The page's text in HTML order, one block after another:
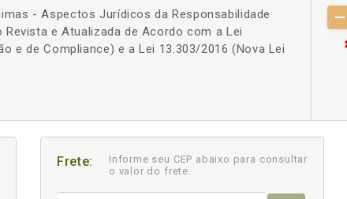
- Aspectos Jurídicos da Responsabilidade
e Atualizada de Acordo com a Lei
e de Compliance) e a Lei 13.303/2016 (Nova Lei
Frete:
Informe seu CEP abaixo para consultar
o valor do frete.